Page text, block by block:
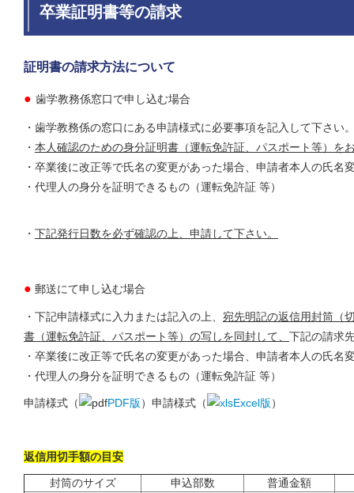
卒業証明書等の請求
証明書の請求方法について
● 歯学教務係窓口で申し込む場合
・歯学教務係の窓口にある申請様式に必要事項を記入して下さい
・ 本人確認のための身分証明書（運転免許証、パスポート等）を
・卒業後に改正等で氏名の変更があった場合、申請者本人の氏名
・代理人の身分を証明できるもの（運転免許証 等）
・ 下記発行日数を必ず確認の上、申請して下さい。
● 郵送にて申し込む場合
・下記申請様式に入力または記入の上、 宛先明記の返信用封筒（
書（運転免許証、パスポート等）の写しを同封して、 下記の請求
・卒業後に改正等で氏名の変更があった場合、申請者本人の氏名
・代理人の身分を証明できるもの（運転免許証 等）
申請様式（ PDF版）申請様式（ Excel版）
返信用切手額の目安
封筒のサイズ 申込部数
普通金額